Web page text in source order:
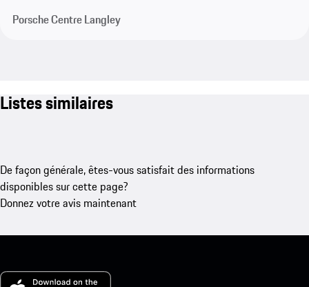
Porsche Centre Langley
Listes similaires
De façon générale, êtes-vous satisfait des informations
disponibles sur cette page?
Donnez votre avis maintenant